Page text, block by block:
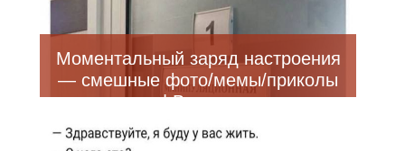
Моментальный заряд настроения
— смешные фото/мемы/приколы
| Bugaga